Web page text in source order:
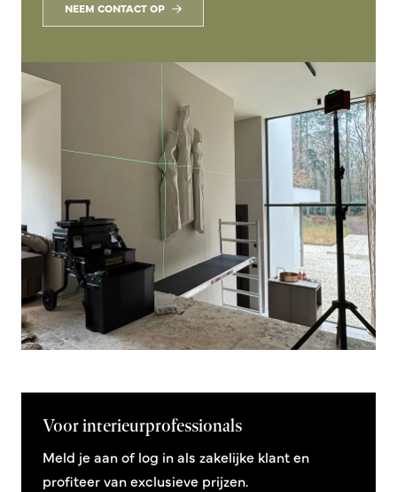
NEEM CONTACT OP
Voor interieurprofessionals
Meld je aan of log in als zakelijke klant en
profiteer van exclusieve prijzen.